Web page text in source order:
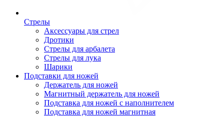
Стрелы
Аксессуары для стрел
Дротики
Стрелы для арбалета
Стрелы для лука
Шарики
Подставки для ножей
Держатель для ножей
Магнитный держатель для ножей
Подставка для ножей с наполнителем
Подставка для ножей магнитная